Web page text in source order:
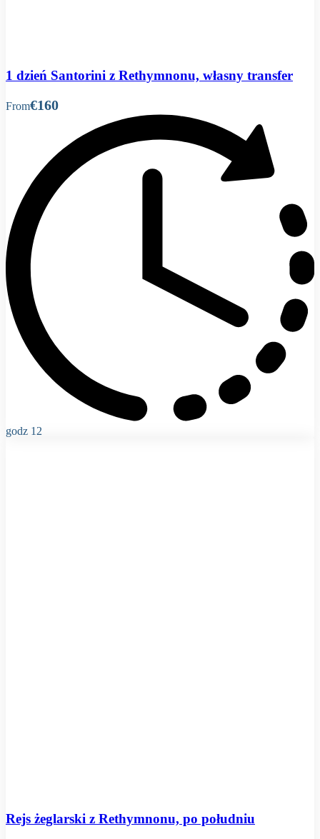
1 dzień Santorini z Rethymnonu, własny transfer
From€160
godz 12
Rejs żeglarski z Rethymnonu, po południu